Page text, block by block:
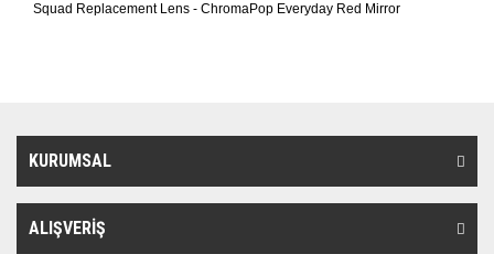
Squad Replacement Lens - ChromaPop Everyday Red Mirror
KURUMSAL
ALIŞVERİŞ